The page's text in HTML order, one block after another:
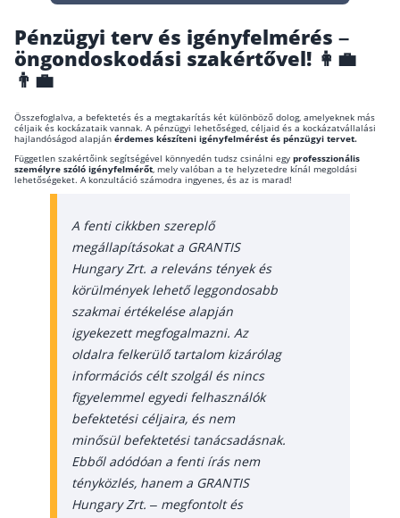
Pénzügyi terv és igényfelmérés –
öngondoskodási szakértővel! 👩‍💼
👨‍💼
Összefoglalva, a befektetés és a megtakarítás két különböző dolog, amelyeknek más
céljaik és kockázataik vannak. A pénzügyi lehetőséged, céljaid és a kockázatvállalási
hajlandóságod alapján érdemes készíteni igényfelmérést és pénzügyi tervet.
Független szakértőink segítségével könnyedén tudsz csinálni egy professzionális
személyre szóló igényfelmérőt, mely valóban a te helyzetedre kínál megoldási
lehetőségeket. A konzultáció számodra ingyenes, és az is marad!
A fenti cikkben szereplő
megállapításokat a GRANTIS
Hungary Zrt. a releváns tények és
körülmények lehető leggondosabb
szakmai értékelése alapján
igyekezett megfogalmazni. Az
oldalra felkerülő tartalom kizárólag
információs célt szolgál és nincs
figyelemmel egyedi felhasználók
befektetési céljaira, és nem
minősül befektetési tanácsadásnak.
Ebből adódóan a fenti írás nem
tényközlés, hanem a GRANTIS
Hungary Zrt. – megfontolt és